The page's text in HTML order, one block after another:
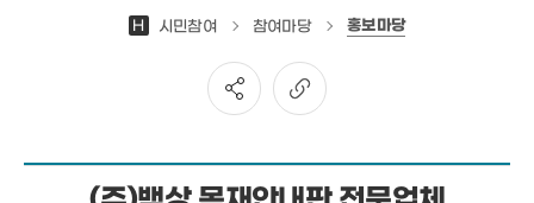
H 시민참여 참여마당 홍보마당